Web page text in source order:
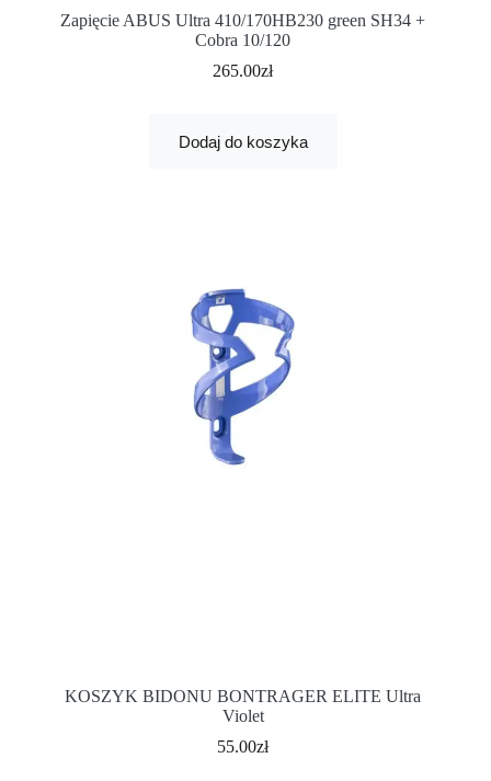
Zapięcie ABUS Ultra 410/170HB230 green SH34 +
Cobra 10/120
265.00zł
Dodaj do koszyka
KOSZYK BIDONU BONTRAGER ELITE Ultra
Violet
55.00zł